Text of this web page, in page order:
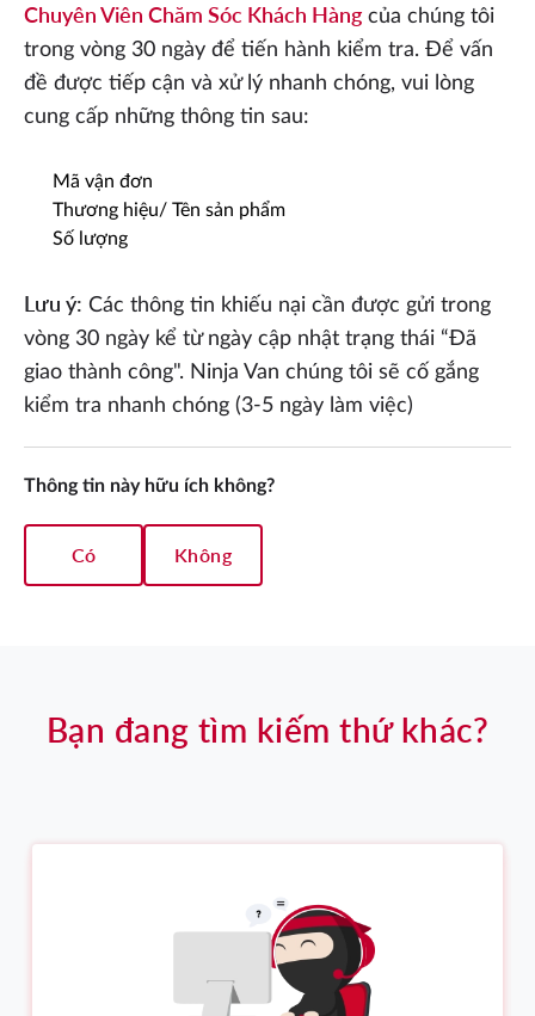
Chuyên Viên Chăm Sóc Khách Hàng của chúng tôi
trong vòng 30 ngày để tiến hành kiểm tra. Để vấn
đề được tiếp cận và xử lý nhanh chóng, vui lòng
cung cấp những thông tin sau:
Mã vận đơn
Thương hiệu/ Tên sản phẩm
Số lượng
Lưu ý: Các thông tin khiếu nại cần được gửi trong
vòng 30 ngày kể từ ngày cập nhật trạng thái “Đã
giao thành công". Ninja Van chúng tôi sẽ cố gắng
kiểm tra nhanh chóng (3-5 ngày làm việc)
Thông tin này hữu ích không?
Có Không
Bạn đang tìm kiếm thứ khác?